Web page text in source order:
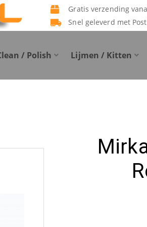
Gratis verzending
Snel geleverd met
/ Polish Lijmen / Kitten